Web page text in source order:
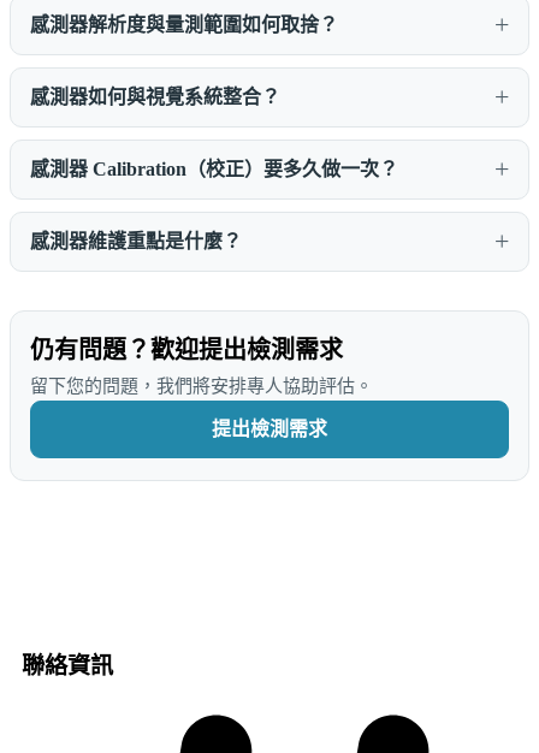
感測器解析度與量測範圍如何取捨？
感測器如何與視覺系統整合？
感測器 Calibration（校正）要多久做一次？
感測器維護重點是什麼？
仍有問題？歡迎提出檢測需求
留下您的問題，我們將安排專人協助評估。
提出檢測需求
聯絡資訊